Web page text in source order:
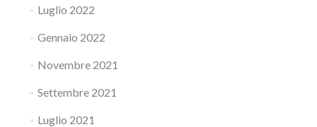
Luglio 2022
Gennaio 2022
Novembre 2021
Settembre 2021
Luglio 2021